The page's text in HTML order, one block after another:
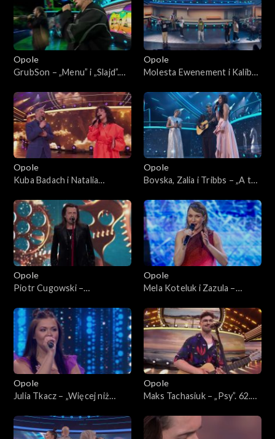
Opole
GrubSon – „Menu” i „Slajd”.
Jedno podwórko”
Opole
Molesta Ewenement i Kaliber
KFPP: Koncert „Hip-hop.
Jedno podwórko”
Opole
Kuba Badach i Natalia
nami”. 62. KFPP: Koncert
„Debiuty”
Opole
Bovska, Zalia i Tribbs – „A ty
Koncert „Debiuty”
Opole
Piotr Cugowski –
KFPP: Koncert „Debiuty”
Opole
Mela Koteluk i Zazula –
Koncert „Debiuty”
Opole
Julia Tkacz – „Więcej niż
„Debiuty”
Opole
Maks Tachasiuk – „Psy”. 62.